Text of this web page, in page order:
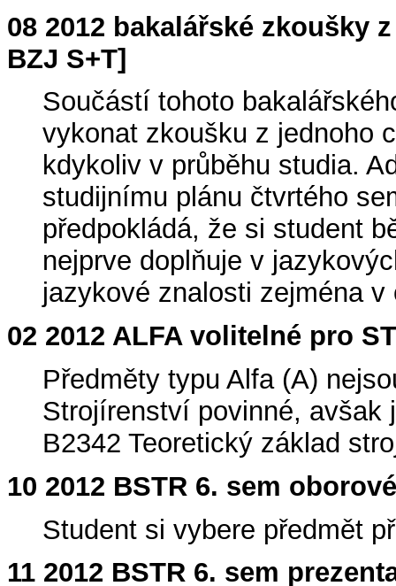
08 2012 bakalářské zkoušky
BZJ S+T]
Součástí tohoto
vykonat zkoušku z jednoho
kdykoliv v průběhu studia.
studijnímu plánu čtvrtého
předpokládá, že si student
nejprve doplňuje v
jazykové znalosti zejména
02 2012 ALFA volitelné pro
Předměty typu Alfa (A)
Strojírenství povinné, avšak
B2342 Teoretický základ
10 2012 BSTR 6. sem
Student si vybere předmět
11 2012 BSTR 6. sem